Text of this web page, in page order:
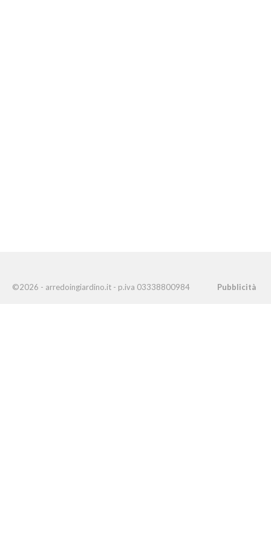
©2026 - arredoingiardino.it - p.iva 03338800984 Pubblicità